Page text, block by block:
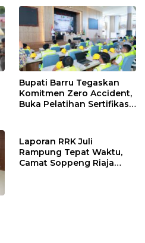
Bupati Barru Tegaskan
Komitmen Zero Accident,
Buka Pelatihan Sertifikasi
Laporan RRK Juli
Rampung Tepat Waktu,
Camat Soppeng Riaja